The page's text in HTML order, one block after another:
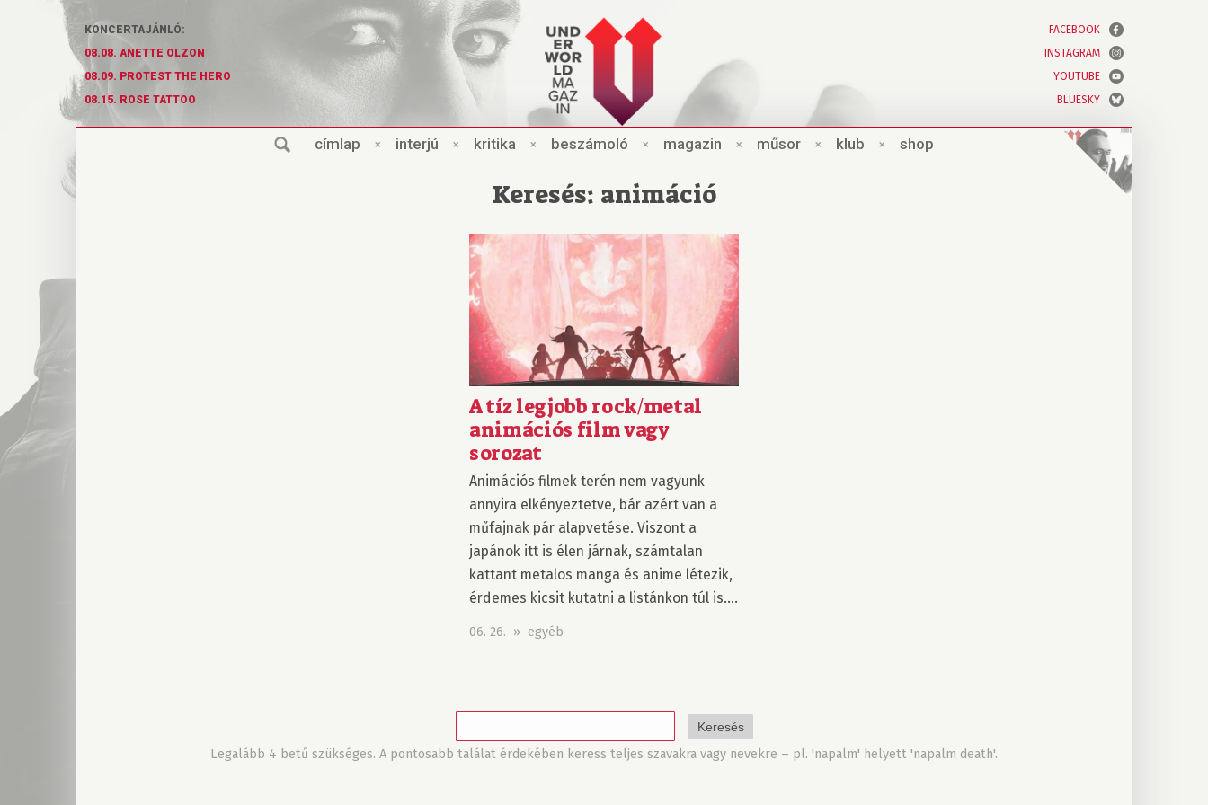
KONCERTAJÁNLÓ:
08.08. ANETTE OLZON
08.09. PROTEST THE HERO
08.15. ROSE TATTOO
FACEBOOK
INSTAGRAM
YOUTUBE
BLUESKY
címlap × interjú × kritika × beszámoló × magazin × műsor × klub × shop
Keresés: animáció
A tíz legjobb rock/metal
animációs film vagy
sorozat
Animációs filmek terén nem vagyunk
annyira elkényeztetve, bár azért van a
műfajnak pár alapvetése. Viszont a
japánok itt is élen járnak, számtalan
kattant metalos manga és anime létezik,
érdemes kicsit kutatni a listánkon túl is....
06. 26. » egyéb
Legalább 4 betű szükséges. A pontosabb találat érdekében keress teljes szavakra vagy nevekre – pl. 'napalm' helyett 'napalm death'.